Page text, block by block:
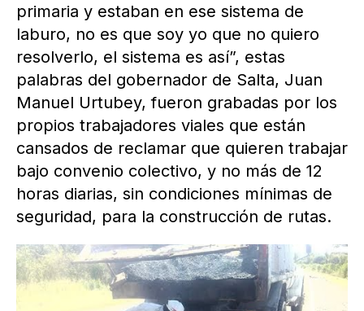
primaria y estaban en ese sistema de
laburo, no es que soy yo que no quiero
resolverlo, el sistema es así”, estas
palabras del gobernador de Salta, Juan
Manuel Urtubey, fueron grabadas por los
propios trabajadores viales que están
cansados de reclamar que quieren trabajar
bajo convenio colectivo, y no más de 12
horas diarias, sin condiciones mínimas de
seguridad, para la construcción de rutas.